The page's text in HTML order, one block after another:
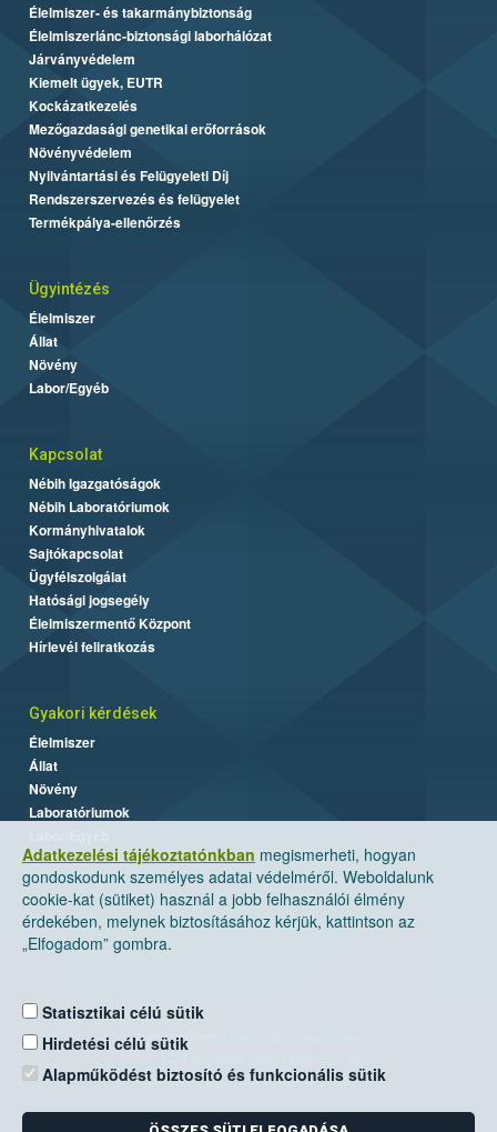
Adatkezelési tájékoztatónkban megismerheti, hogyan
gondoskodunk személyes adatai védelméről. Weboldalunk
cookie-kat (sütiket) használ a jobb felhasználói élmény
érdekében, melynek biztosításához kérjük, kattintson az
„Elfogadom” gombra.
Statisztikai célú sütik
Hirdetési célú sütik
Alapműködést biztosító és funkcionális sütik
Élelmiszer- és takarmánybiztonság
Élelmiszerlánc-biztonsági laborhálózat
Járványvédelem
Kiemelt ügyek, EUTR
Kockázatkezelés
Mezőgazdasági genetikai erőforrások
Növényvédelem
Nyilvántartási és Felügyeleti Díj
Rendszerszervezés és felügyelet
Termékpálya-ellenőrzés
Ügyintézés
Élelmiszer
Állat
Növény
Labor/Egyéb
Kapcsolat
Nébih Igazgatóságok
Nébih Laboratóriumok
Kormányhivatalok
Sajtókapcsolat
Ügyfélszolgálat
Hatósági jogsegély
Élelmiszermentő Központ
Hírlevél feliratkozás
Gyakori kérdések
Élelmiszer
Állat
Növény
Laboratóriumok
Nemzeti Élelmiszerlánc-biztonsági Hivatal
Levelezési cím: 1525 Budapest. Pf. 30.